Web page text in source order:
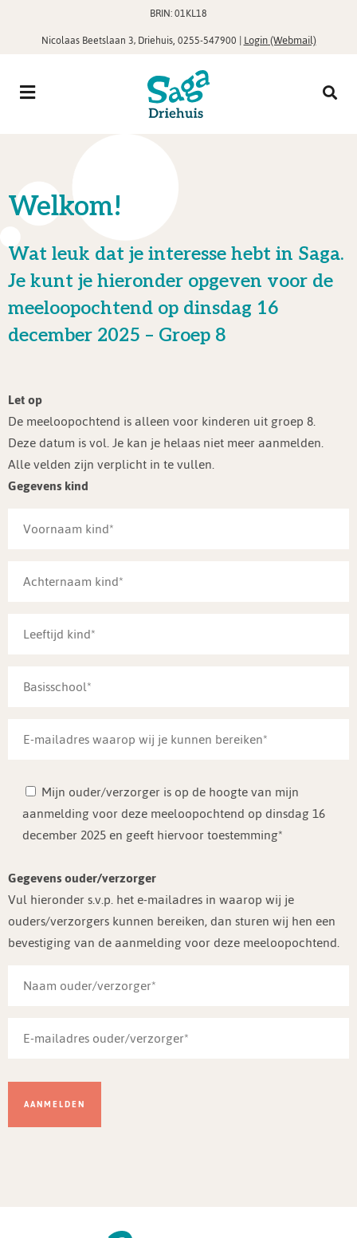
BRIN: 01KL18
Nicolaas Beetslaan 3, Driehuis,0255-547900 |Login (Webmail)
Welkom!
Wat leuk dat je interesse hebt in Saga.
Je kunt je hieronder opgeven voor de
meeloopochtend op dinsdag 16
december 2025 – Groep 8
Let op
De meeloopochtend is alleen voor kinderen uit groep 8.
Deze datum is vol. Je kan je helaas niet meer aanmelden.
Alle velden zijn verplicht in te vullen.
Gegevens kind
Mijn ouder/verzorger is op de hoogte van mijn
aanmelding voor deze meeloopochtend op dinsdag 16
december 2025 en geeft hiervoor toestemming*
Gegevens ouder/verzorger
Vul hieronder s.v.p. het e-mailadres in waarop wij je
ouders/verzorgers kunnen bereiken, dan sturen wij hen een
bevestiging van de aanmelding voor deze meeloopochtend.
veld
niet